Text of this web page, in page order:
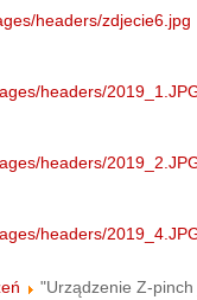
headers/zdjecie6.jpg
headers/
headers/
headers/
"Urządzenie Z-